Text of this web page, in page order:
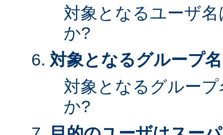
対象となるユーザ
か?
対象となるグループ
対象となるグルー
か?